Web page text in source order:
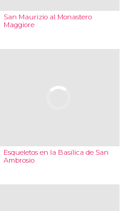
San Maurizio al Monastero
Maggiore
Esqueletos en la Basílica de San
Ambrosio